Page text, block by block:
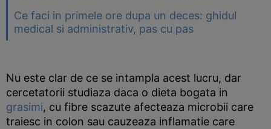
Ce faci in primele ore dupa un deces: ghidul
medical si administrativ, pas cu pas
Nu este clar de ce se intampla acest lucru, dar
cercetatorii studiaza daca o dieta bogata in
grasimi, cu fibre scazute afecteaza microbii care
traiesc in colon sau cauzeaza inflamatie care